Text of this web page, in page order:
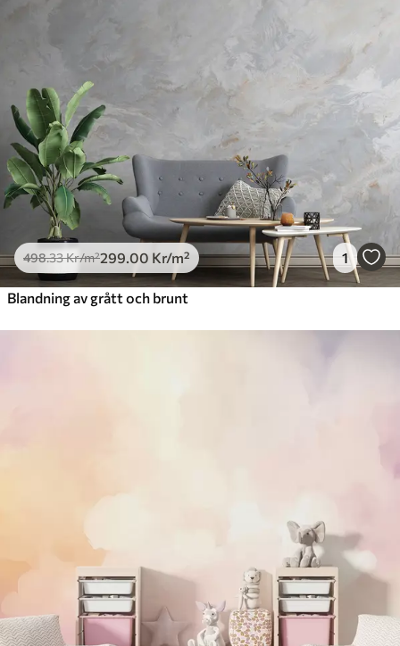
498.33Kr/m²299.00 Kr/m² 1
Blandning av grått och brunt